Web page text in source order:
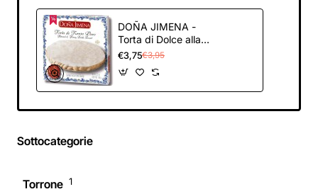
DOÑA JIMENA -
Torta di Dolce alla
Mandorla, Senza
Glutine, Consistenza
Croccante, Dolce
Natalizio con Ricetta
€3,75€3,95
Sottocategorie
Torrone 1